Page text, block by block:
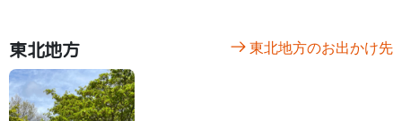
東北地方 東北地方のお出かけ先